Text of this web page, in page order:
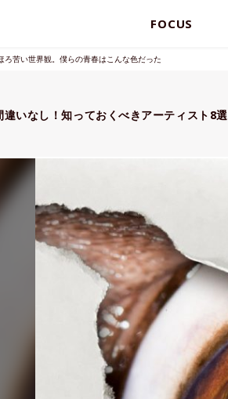
FOCUS
ろ苦い世界観。僕らの青春はこんな色だった
いなし！知っておくべきアーティスト8選